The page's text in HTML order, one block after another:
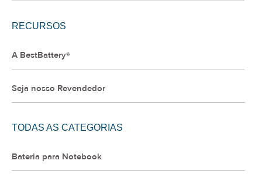
RECURSOS
A BestBattery®
Seja nosso Revendedor
TODAS AS CATEGORIAS
Bateria para Notebook